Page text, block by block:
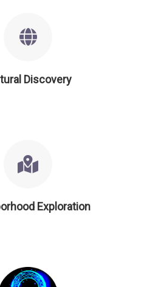
Discovery
Exploration